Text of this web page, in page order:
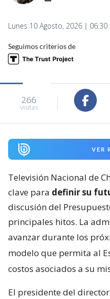
Lunes 10 Agosto, 2026 | 06:30
Seguimos criterios de
266
visitas
VER
Televisión Nacional de
clave para definir su
discusión del
principales hitos. La
avanzar durante los
modelo que permita al
costos asociados a su
El presidente del